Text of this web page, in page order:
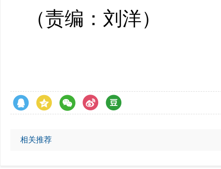
（责编：刘洋）
相关推荐